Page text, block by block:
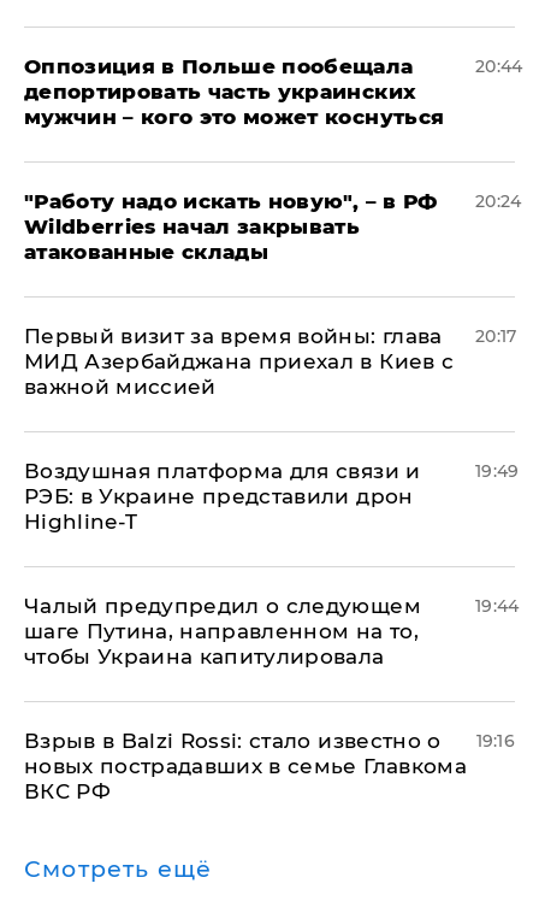
Оппозиция в Польше пообещала
депортировать часть украинских
мужчин – кого это может коснуться
20:44
"Работу надо искать новую", – в РФ
Wildberries начал закрывать
атакованные склады
20:24
Первый визит за время войны: глава
МИД Азербайджана приехал в Киев с
важной миссией
20:17
Воздушная платформа для связи и
РЭБ: в Украине представили дрон
Highline-T
19:49
Чалый предупредил о следующем
шаге Путина, направленном на то,
чтобы Украина капитулировала
19:44
Взрыв в Balzi Rossi: стало известно о
новых пострадавших в семье Главкома
ВКС РФ
19:16
Смотреть ещё